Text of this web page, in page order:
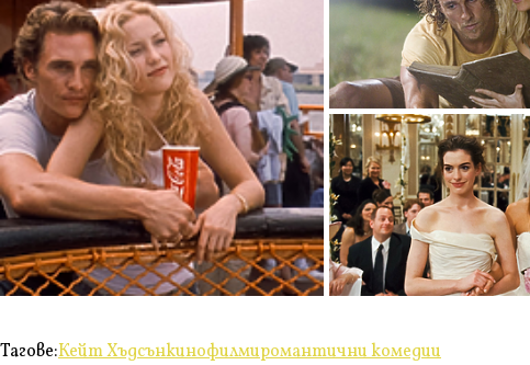
Тагове:Кейт Хъдсънкинофилмиромантични комедии